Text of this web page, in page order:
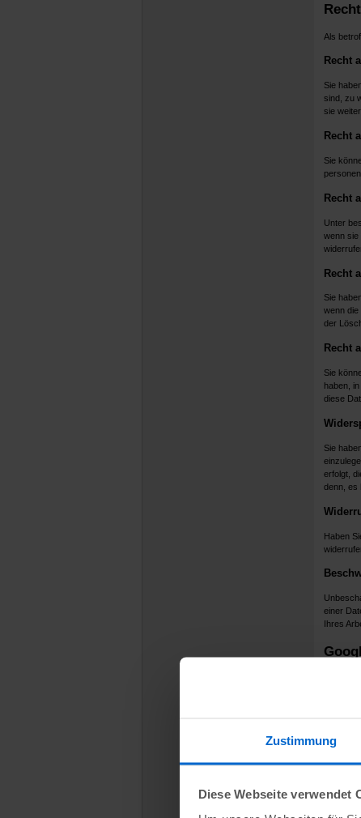
Zustimmung
Diese Webseite verwendet
Als
Recht
Sie
sind, zu
sie
Recht
Sie
Recht
Unter
wenn sie
Recht
Sie
wenn die
der
Recht
Sie
haben,
diese
Sie
erfolgt,
denn, es
Haben
einer
Ihres
Die von